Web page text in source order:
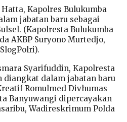
Hatta, Kapolres Bulukumba
jabatan baru sebagai
(Kapolresta Bulukumba
AKBP Suryono Murtedjo,
Syarifuddin, Kapolresta
diangkat dalam jabatan baru
Romulmed Divhumas
Banyuwangi dipercayakan
Wadireskrimum Polda